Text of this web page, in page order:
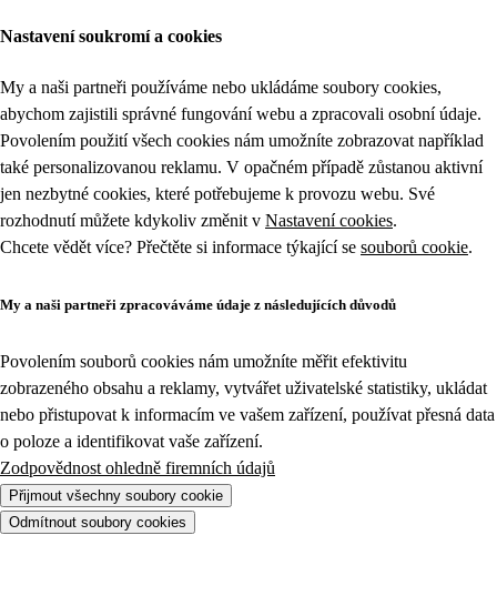
Nastavení soukromí a cookies
My a naši partneři používáme nebo ukládáme soubory cookies,
abychom zajistili správné fungování webu a zpracovali osobní údaje.
Povolením použití všech cookies nám umožníte zobrazovat například
také personalizovanou reklamu. V opačném případě zůstanou aktivní
jen nezbytné cookies, které potřebujeme k provozu webu. Své
rozhodnutí můžete kdykoliv změnit v Nastavení cookies.
Chcete vědět více? Přečtěte si informace týkající se souborů cookie.
My a naši partneři zpracováváme údaje z následujících důvodů
Povolením souborů cookies nám umožníte měřit efektivitu
zobrazeného obsahu a reklamy, vytvářet uživatelské statistiky, ukládat
nebo přistupovat k informacím ve vašem zařízení, používat přesná data
o poloze a identifikovat vaše zařízení.
Zodpovědnost ohledně firemních údajů
Přijmout všechny soubory cookie
Odmítnout soubory cookies